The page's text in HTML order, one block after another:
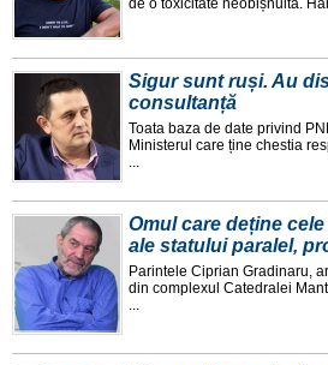
de o toxicitate neobișnuita.
Sigur sunt ruși. Au
consultanță
Toata baza de date privind
Ministerul care ține chestia
...
Omul care deține
ale statului paralel,
Parintele Ciprian Gradinaru,
din complexul Catedralei
...